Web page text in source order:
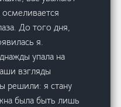
До того дня,
я.
упала на
взгляды
решили: я стану
была быть лишь